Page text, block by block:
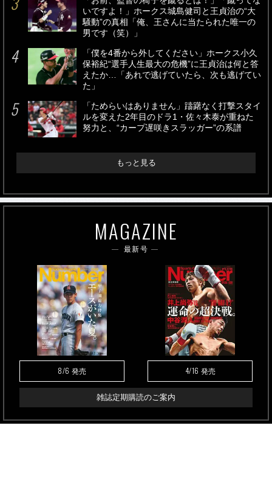
いですよ！」ホークス城島健司と王貞治の“大
騒動”の真相「俺、王さんに当たられた唯一の
男です（笑）」
「僕を4番から外してください」ホークス小久
保裕紀“選手人生最大の危機”に王貞治は何と答
えたか…「あれで逃げていたら、次も逃げてい
た」
「ためらいはありません」躊躇なく打撃スタイ
ルを変えた2年目のドラ1・佐々木泰が重ねた
努力と、“カープ遅咲きスラッガー”の系譜
もっと見る
MAGAZINE
最新号
8/6 発売 4/16 発売
雑誌定期購読のご案内